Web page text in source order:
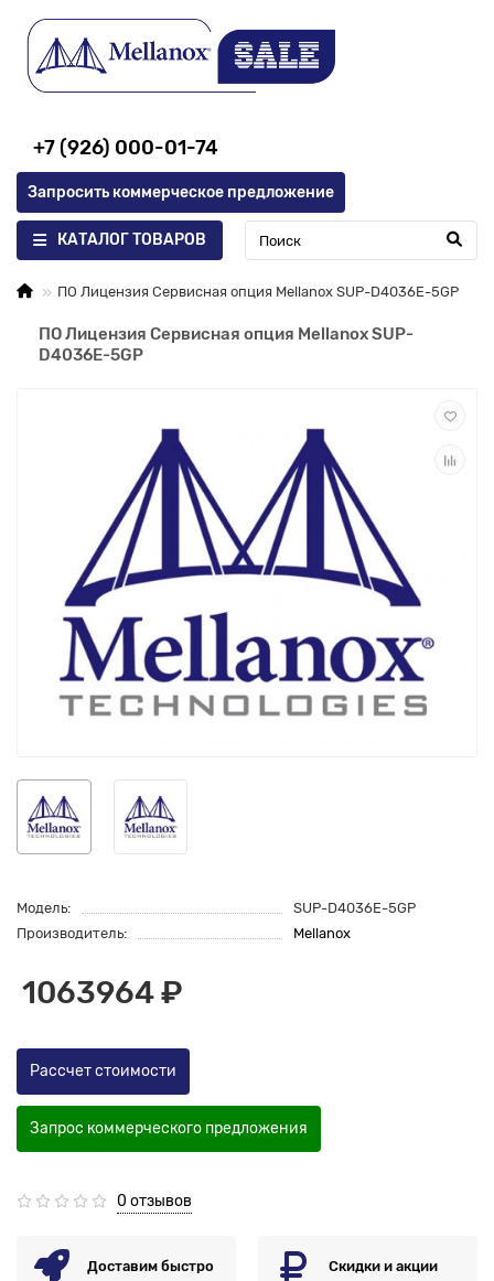
+7 (926) 000-01-74
Запросить коммерческое предложение
КАТАЛОГ ТОВАРОВ
ПО Лицензия Сервисная опция Mellanox SUP-D4036E-5GP
ПО Лицензия Сервисная опция Mellanox SUP-
D4036E-5GP
Модель:
SUP-D4036E-5GP
Производитель:
Mellanox
1063964 ₽
Рассчет стоимости
Запрос коммерческого предложения
0 отзывов
Доставим быстро Скидки и акции